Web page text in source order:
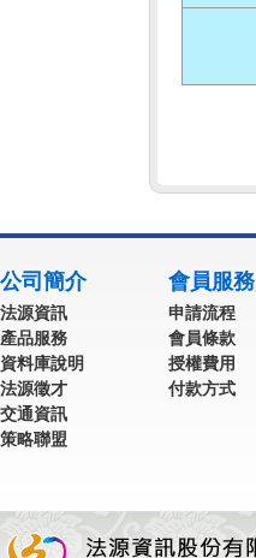
公司簡介
法源資訊
產品服務
資料庫說明
法源徵才
交通資訊
策略聯盟
會員服務
申請流程
會員條款
授權費用
付款方式